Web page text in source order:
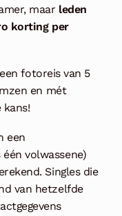
maar leden
korting per
fotoreis van 5
en mét
kans!
een
volwassene)
Singles die
van hetzelfde